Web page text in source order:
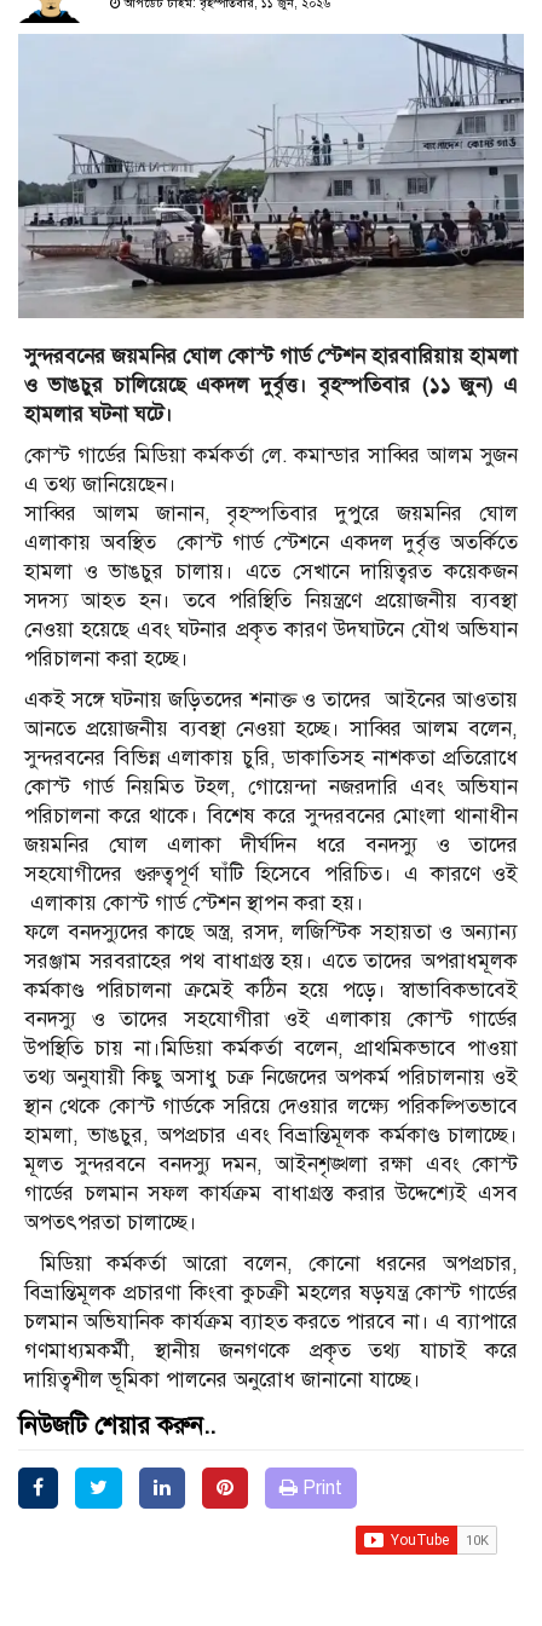
আপডেট টাইম: বৃহস্পতিবার, ১১ জুন, ২০২৬
সুন্দরবনের জয়মনির ঘোল কোস্ট গার্ড স্টেশন হারবারিয়ায় হামলা
ও ভাঙচুর চালিয়েছে একদল দুর্বৃত্ত। বৃহস্পতিবার (১১ জুন) এ
হামলার ঘটনা ঘটে।
কোস্ট গার্ডের মিডিয়া কর্মকর্তা লে. কমান্ডার সাব্বির আলম সুজন
এ তথ্য জানিয়েছেন।
সাব্বির আলম জানান, বৃহস্পতিবার দুপুরে জয়মনির ঘোল
এলাকায় অবস্থিত কোস্ট গার্ড স্টেশনে একদল দুর্বৃত্ত অতর্কিতে
হামলা ও ভাঙচুর চালায়। এতে সেখানে দায়িত্বরত কয়েকজন
সদস্য আহত হন। তবে পরিস্থিতি নিয়ন্ত্রণে প্রয়োজনীয় ব্যবস্থা
নেওয়া হয়েছে এবং ঘটনার প্রকৃত কারণ উদ্ঘাটনে যৌথ অভিযান
পরিচালনা করা হচ্ছে।
একই সঙ্গে ঘটনায় জড়িতদের শনাক্ত ও তাদের আইনের আওতায়
আনতে প্রয়োজনীয় ব্যবস্থা নেওয়া হচ্ছে। সাব্বির আলম বলেন,
সুন্দরবনের বিভিন্ন এলাকায় চুরি, ডাকাতিসহ নাশকতা প্রতিরোধে
কোস্ট গার্ড নিয়মিত টহল, গোয়েন্দা নজরদারি এবং অভিযান
পরিচালনা করে থাকে। বিশেষ করে সুন্দরবনের মোংলা থানাধীন
জয়মনির ঘোল এলাকা দীর্ঘদিন ধরে বনদস্যু ও তাদের
সহযোগীদের গুরুত্বপূর্ণ ঘাঁটি হিসেবে পরিচিত। এ কারণে ওই
এলাকায় কোস্ট গার্ড স্টেশন স্থাপন করা হয়।
ফলে বনদস্যুদের কাছে অস্ত্র, রসদ, লজিস্টিক সহায়তা ও অন্যান্য
সরঞ্জাম সরবরাহের পথ বাধাগ্রস্ত হয়। এতে তাদের অপরাধমূলক
কর্মকাণ্ড পরিচালনা ক্রমেই কঠিন হয়ে পড়ে। স্বাভাবিকভাবেই
বনদস্যু ও তাদের সহযোগীরা ওই এলাকায় কোস্ট গার্ডের
উপস্থিতি চায় না।মিডিয়া কর্মকর্তা বলেন, প্রাথমিকভাবে পাওয়া
তথ্য অনুযায়ী কিছু অসাধু চক্র নিজেদের অপকর্ম পরিচালনায় ওই
স্থান থেকে কোস্ট গার্ডকে সরিয়ে দেওয়ার লক্ষ্যে পরিকল্পিতভাবে
হামলা, ভাঙচুর, অপপ্রচার এবং বিভ্রান্তিমূলক কর্মকাণ্ড চালাচ্ছে।
মূলত সুন্দরবনে বনদস্যু দমন, আইনশৃঙ্খলা রক্ষা এবং কোস্ট
গার্ডের চলমান সফল কার্যক্রম বাধাগ্রস্ত করার উদ্দেশ্যেই এসব
অপতৎপরতা চালাচ্ছে।
মিডিয়া কর্মকর্তা আরো বলেন, কোনো ধরনের অপপ্রচার,
বিভ্রান্তিমূলক প্রচারণা কিংবা কুচক্রী মহলের ষড়যন্ত্র কোস্ট গার্ডের
চলমান অভিযানিক কার্যক্রম ব্যাহত করতে পারবে না। এ ব্যাপারে
গণমাধ্যমকর্মী, স্থানীয় জনগণকে প্রকৃত তথ্য যাচাই করে
দায়িত্বশীল ভূমিকা পালনের অনুরোধ জানানো যাচ্ছে।
নিউজটি শেয়ার করুন..
Print